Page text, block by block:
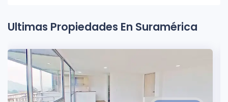
Ultimas Propiedades En Suramérica